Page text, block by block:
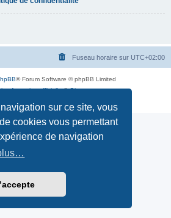
sur ce site, vous
cookies vous permettant
de navigation
Fuseau horaire sur UTC+02:00
® Forum Software © phpBB Limited
française officielle©Qiaeru